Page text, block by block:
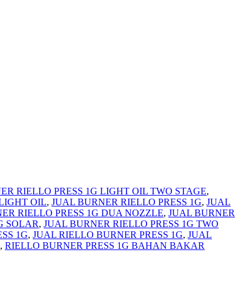
RIELLO PRESS 1G LIGHT OIL TWO STAGE,
OIL, JUAL BURNER RIELLO PRESS 1G, JUAL
RIELLO PRESS 1G DUA NOZZLE, JUAL BURNER
SOLAR, JUAL BURNER RIELLO PRESS 1G TWO
1G, JUAL RIELLO BURNER PRESS 1G, JUAL
, RIELLO BURNER PRESS 1G BAHAN BAKAR